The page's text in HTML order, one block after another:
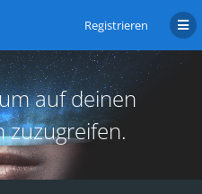
Registrieren
auf deinen
zuzugreifen.